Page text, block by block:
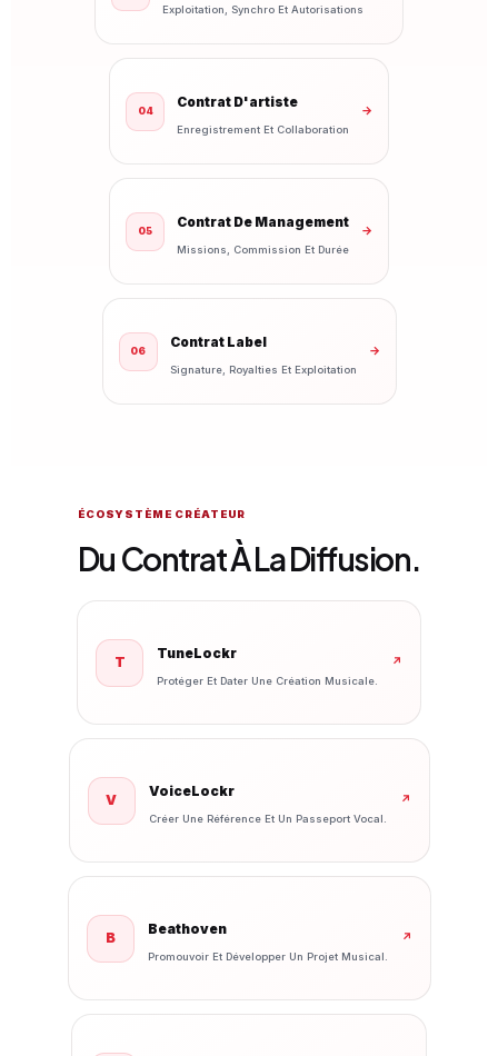
Exploitation, Synchro Et Autorisations
04
Contrat D'artiste
Enregistrement Et Collaboration
→
05
Contrat De Management
Missions, Commission Et Durée
→
06
Contrat Label
Signature, Royalties Et Exploitation
→
ÉCOSYSTÈME CRÉATEUR
Du Contrat À La Diffusion.
T
TuneLockr
Protéger Et Dater Une Création Musicale.
↗
V
VoiceLockr
Créer Une Référence Et Un Passeport Vocal.
↗
B
Beathoven
Promouvoir Et Développer Un Projet Musical.
↗